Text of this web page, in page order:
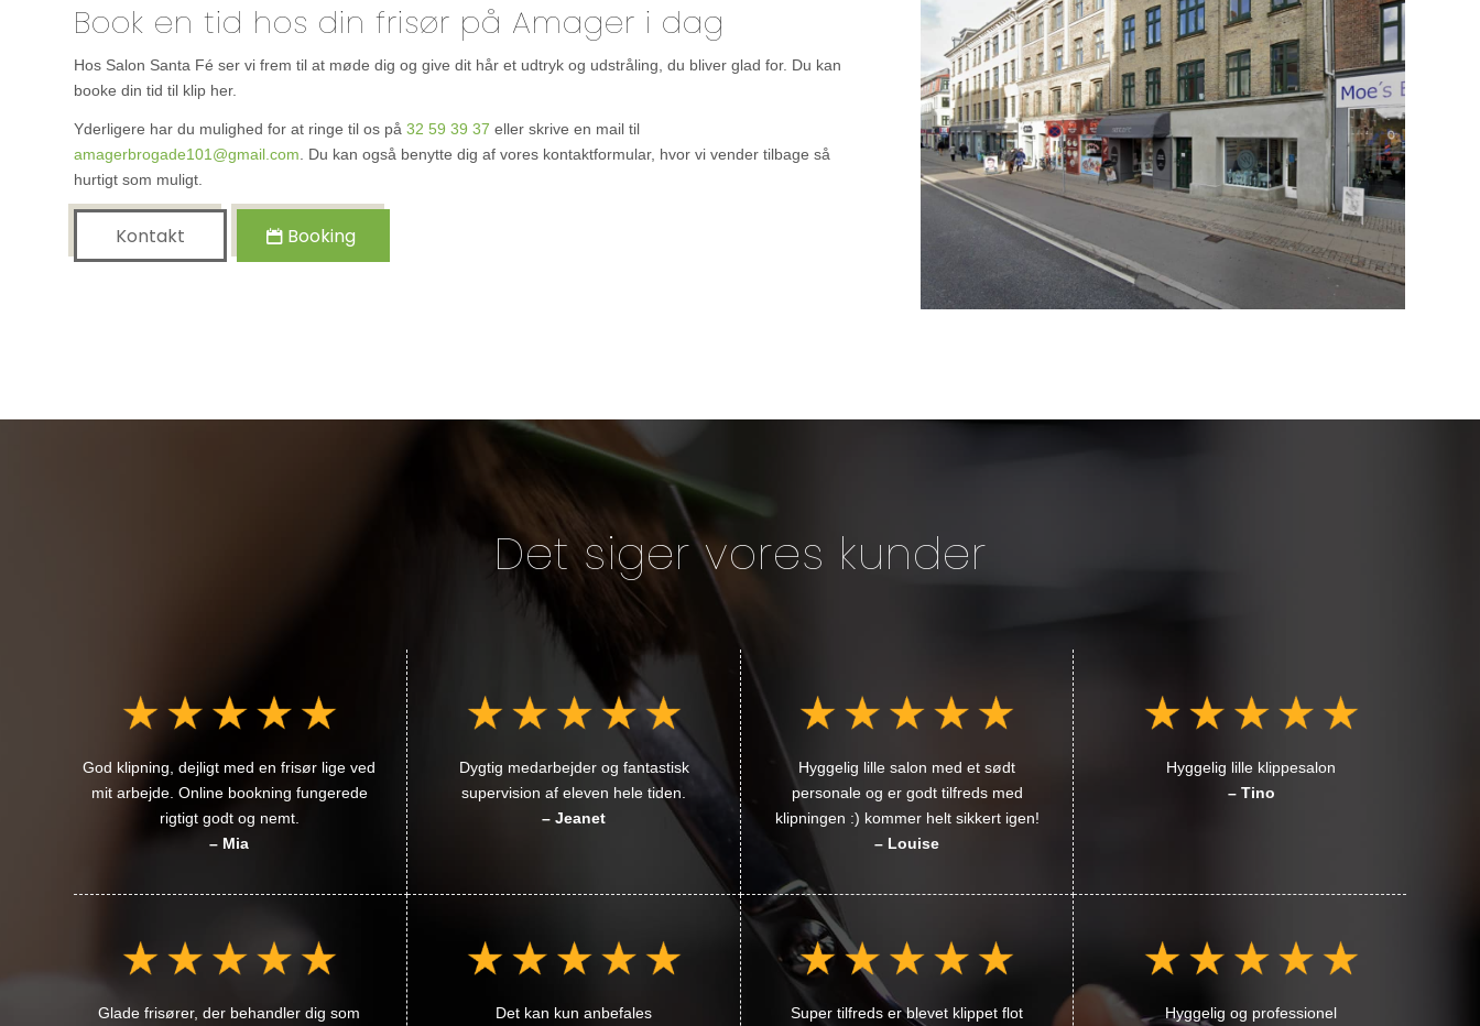
Book en tid hos din frisør på Amager i dag
Hos Salon Santa Fé ser vi frem til at møde dig og give dit hår et udtryk og udstråling, du bliver glad for. Du kan
booke din tid til klip her.
Yderligere har du mulighed for at ringe til os på 32 59 39 37 eller skrive en mail til
amagerbrogade101@gmail.com . Du kan også benytte dig af vores kontaktformular, hvor vi vender tilbage så
hurtigt som muligt.
Kontakt Booking
Det siger vores kunder
God klipning, dejligt med en frisør lige ved
mit arbejde. Online bookning fungerede
rigtigt godt og nemt.
– Mia
Dygtig medarbejder og fantastisk
supervision af eleven hele tiden.
– Jeanet
Hyggelig lille salon med et sødt
personale og er godt tilfreds med
klipningen :) kommer helt sikkert igen!
– Louise
Hyggelig lille klippesalon
– Tino
Glade frisører, der behandler dig som Det kan kun anbefales Super tilfreds er blevet klippet flot Hyggelig og professionel